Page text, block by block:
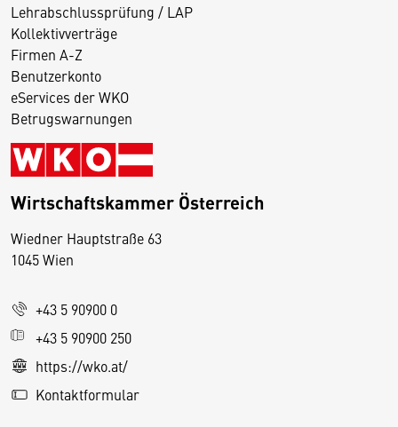
Lehrabschlussprüfung / LAP
Kollektivverträge
Firmen A-Z
Benutzerkonto
eServices der WKO
Betrugswarnungen
Wirtschaftskammer Österreich
Wiedner Hauptstraße 63
1045 Wien
+43 5 90900 0
+43 5 90900 250
https://wko.at/
Kontaktformular
D
s
e
S
e